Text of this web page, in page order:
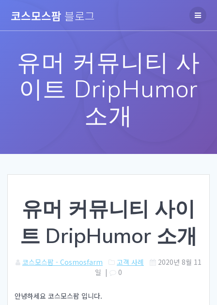
코스모스팜 블로그
유머 커뮤니티 사
이트 DripHumor
소개
유머 커뮤니티 사이
트 DripHumor 소개
코스모스팜 - Cosmosfarm 고객 사례
2020년 8월 11
일 | 0
안녕하세요 코스모스팜 입니다.